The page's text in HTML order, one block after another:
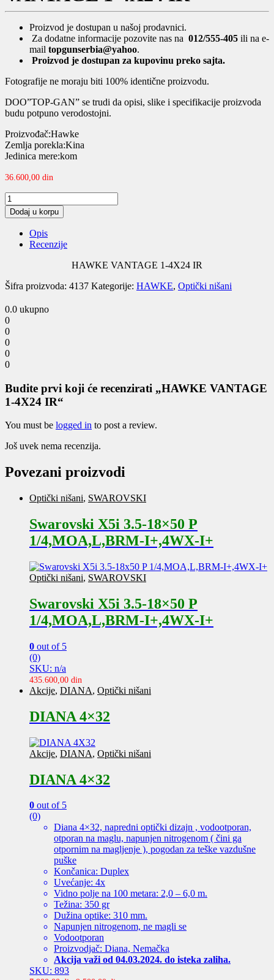
Proizvod je dostupan u našoj prodavnici.
Za dodatne informacije pozovite nas na 012/555-405 ili na e-
mail topgunserbia@yahoo.
Proizvod je dostupan za kupovinu preko sajta.
Fotografije ne moraju biti 100% identične proizvodu.
DOO”TOP-GAN” se trudi da opisi, slike i specifikacije proizvoda
budu potpuno verodostojni.
Proizvođač:Hawke
Zemlja porekla:Kina
Jedinica mere:kom
36.600,00 din
HAWKE
VANTAGE
1-
4X24
quantity
Dodaj u korpu
Opis
Recenzije
HAWKE VANTAGE 1-4X24 IR
Šifra proizvoda: 4137 Kategorije: HAWKE, Optički nišani
0.0 ukupno
0
0
0
0
0
Budite prvi koji će recenzirati „HAWKE VANTAGE
1-4X24 IR“
You must be logged in to post a review.
Još uvek nema recenzija.
Povezani proizvodi
Optički nišani, SWAROVSKI
Swarovski X5i 3.5-18×50 P
1/4,MOA,L,BRM-I+,4WX-I+
Optički nišani, SWAROVSKI
Swarovski X5i 3.5-18×50 P
1/4,MOA,L,BRM-I+,4WX-I+
0 out of 5
(0)
SKU: n/a
435.600,00 din
Akcije, DIANA, Optički nišani
DIANA 4×32
Akcije, DIANA, Optički nišani
DIANA 4×32
0 out of 5
(0)
Diana 4×32, napredni optički dizajn , vodootporan,
otporan na maglu, napunjen nitrogenom ( čini ga
otpornim na magljenje ), pogodan za teške vazdušne
puške
Končanica: Duplex
Uvećanje: 4x
Vidno polje na 100 metara: 2,0 – 6,0 m.
Težina: 350 gr
Dužina optike: 310 mm.
Napunjen nitrogenom, ne magli se
Vodootporan
Proizvodjač: Diana, Nemačka
Akcija važi od 04.03.2024. do isteka zaliha.
SKU: 893